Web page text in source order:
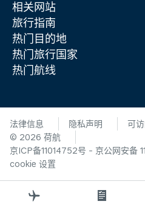
相关网站
旅行指南
热门目的地
热门旅行国家
热门航线
法律信息 隐私声明
可
© 2026 荷航
京ICP备11014752号 - 京公网安备
cookie 设置